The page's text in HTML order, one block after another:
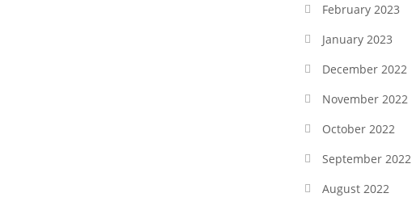
February 2023
January 2023
December 2022
November 2022
October 2022
September 2022
August 2022